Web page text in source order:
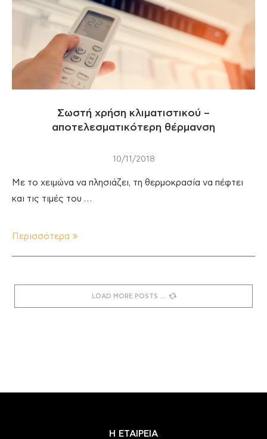
Σωστή χρήση κλιματιστικού –
αποτελεσματικότερη θέρμανση
10/11/2018
Με το χειμώνα να πλησιάζει, τη θερμοκρασία να πέφτει
και τις τιμές του …
Περισσότερα
LOAD MORE POSTS
Η ΕΤΑΙΡΕΙΑ